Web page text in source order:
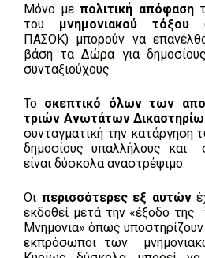
Μόνο μεπολιτική απόφαση
του μνημονιακού τόξου
ΠΑΣΟΚ) μπορούν να
βάση τα Δώρα για
συνταξιούχους
Το σκεπτικό όλων των
τριών Ανωτάτων
συνταγματική την κατάργηση
δημοσίους υπαλλήλους και
είναι δύσκολα αναστρέψιμο.
Οι περισσότερες εξ αυτών
εκδοθεί μετά την «έξοδο
Μνημόνια» όπως υποστηρίζουν
εκπρόσωποι των